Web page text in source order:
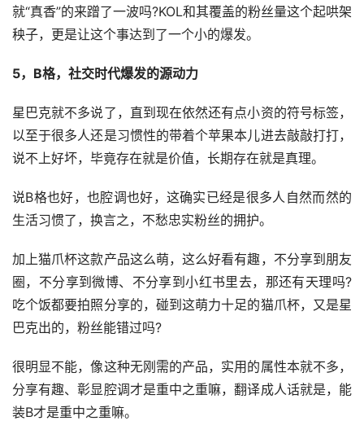
就“真香”的来蹭了一波吗?KOL和其覆盖的粉丝量这个起哄架
秧子，更是让这个事达到了一个小的爆发。
5，B格，社交时代爆发的源动力
星巴克就不多说了，直到现在依然还有点小资的符号标签，
以至于很多人还是习惯性的带着个苹果本儿进去敲敲打打，
说不上好坏，毕竟存在就是价值，长期存在就是真理。
说B格也好，也腔调也好，这确实已经是很多人自然而然的
生活习惯了，换言之，不愁忠实粉丝的拥护。
加上猫爪杯这款产品这么萌，这么好看有趣，不分享到朋友
圈，不分享到微博、不分享到小红书里去，那还有天理吗?
吃个饭都要拍照分享的，碰到这萌力十足的猫爪杯，又是星
巴克出的，粉丝能错过吗?
很明显不能，像这种无刚需的产品，实用的属性本就不多，
分享有趣、彰显腔调才是重中之重嘛，翻译成人话就是，能
装B才是重中之重嘛。